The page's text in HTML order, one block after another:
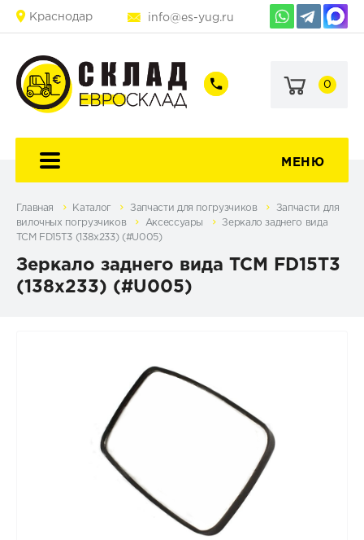
Краснодар info@es-yug.ru
+7
60-
+7
69-
0
МЕНЮ
Главная Каталог Запчасти для погрузчиков
Запчасти для
вилочных погрузчиков
Аксессуары
Зеркало заднего вида
TCM FD15T3 (138x233) (#U005)
Зеркало заднего вида TCM FD15T3
(138x233) (#U005)